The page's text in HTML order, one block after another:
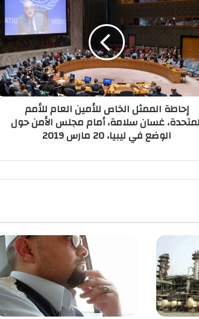
إحاطة الممثل الخاص للأمين العام للأمم
غسان سلامة، أمام مجلس الأمن حول
الوضع في ليبيا، 20 مارس 2019